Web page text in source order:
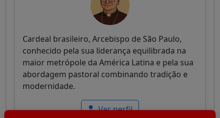
Cardeal brasileiro, Arcebispo de São Paulo,
conhecido pela sua liderança equilibrada na
maior metrópole da América Latina e pela sua
abordagem pastoral combinando tradição e
modernidade.
Ver perfil